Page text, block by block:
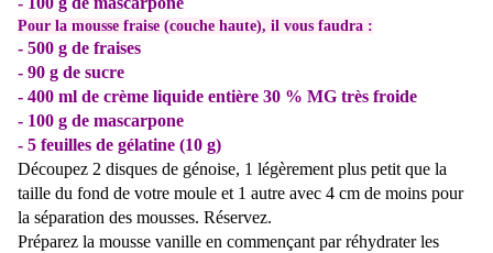
Pour la mousse fraise (couche haute), il vous faudra :
- 500 g de fraises
- 90 g de sucre
- 400 ml de crème liquide entière 30 % MG très froide
- 100 g de mascarpone
- 5 feuilles de gélatine (10 g)
Découpez 2 disques de génoise, 1 légèrement plus petit que la
taille du fond de votre moule et 1 autre avec 4 cm de moins pour
la séparation des mousses. Réservez.
Préparez la mousse vanille en commençant par réhydrater les